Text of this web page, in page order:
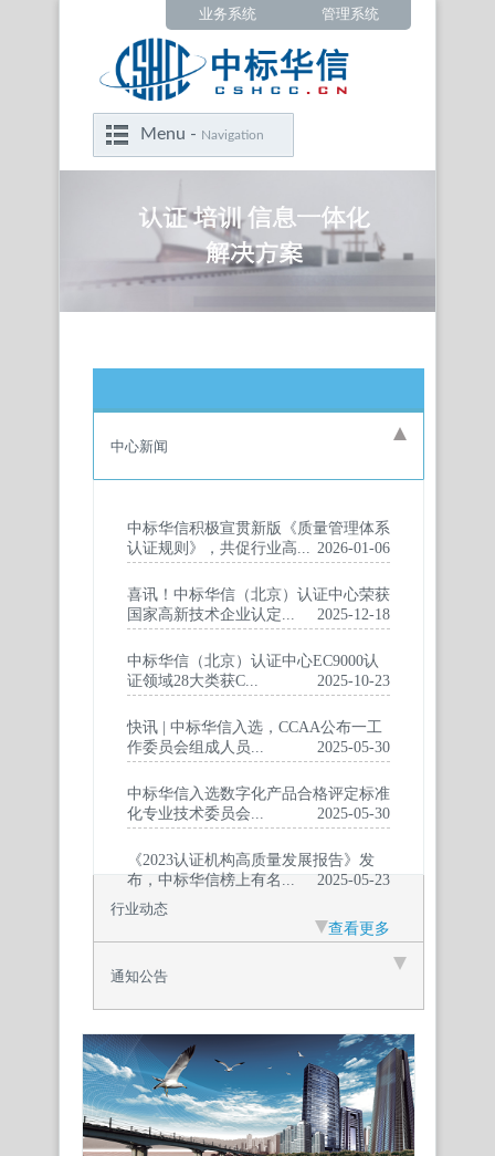
管理系统
业务系统
Menu - Navigation
中心新闻
中标华信积极宣贯新版《质量管理体系
认证规则》，共促行业高...
2026-01-06
喜讯！中标华信（北京）认证中心荣获
国家高新技术企业认定...
2025-12-18
中标华信（北京）认证中心EC9000认
证领域28大类获C...
2025-10-23
快讯 | 中标华信入选，CCAA公布一工
作委员会组成人员...
2025-05-30
中标华信入选数字化产品合格评定标准
化专业技术委员会...
2025-05-30
《2023认证机构高质量发展报告》发
布，中标华信榜上有名...
2025-05-23
查看更多
行业动态
通知公告